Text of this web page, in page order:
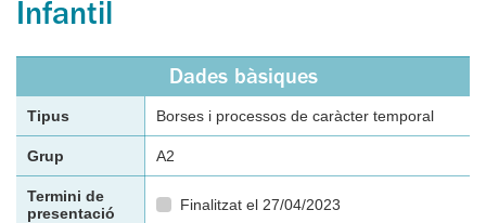
Infantil
Dades bàsiques
Tipus Borses i processos de caràcter temporal
Grup A2
Termini de
presentació
Finalitzat el 27/04/2023